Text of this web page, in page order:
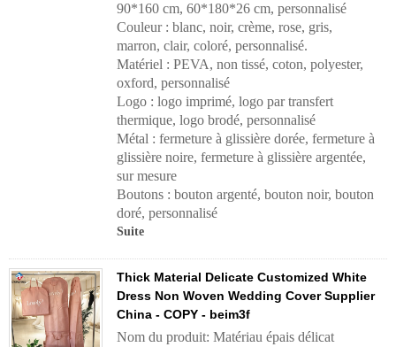
90*160 cm, 60*180*26 cm, personnalisé
Couleur : blanc, noir, crème, rose, gris,
marron, clair, coloré, personnalisé.
Matériel : PEVA, non tissé, coton, polyester,
oxford, personnalisé
Logo : logo imprimé, logo par transfert
thermique, logo brodé, personnalisé
Métal : fermeture à glissière dorée, fermeture à
glissière noire, fermeture à glissière argentée,
sur mesure
Boutons : bouton argenté, bouton noir, bouton
doré, personnalisé
Suite
Thick Material Delicate Customized White
Dress Non Woven Wedding Cover Supplier
China - COPY - beim3f
Nom du produit: Matériau épais délicat